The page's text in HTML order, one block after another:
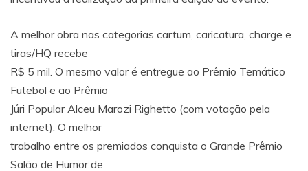
A melhor obra nas categorias cartum, caricatura, charge e
tiras/HQ recebe
R$ 5 mil. O mesmo valor é entregue ao Prêmio Temático
Futebol e ao Prêmio
Júri Popular Alceu Marozi Righetto (com votação pela
internet). O melhor
trabalho entre os premiados conquista o Grande Prêmio
Salão de Humor de